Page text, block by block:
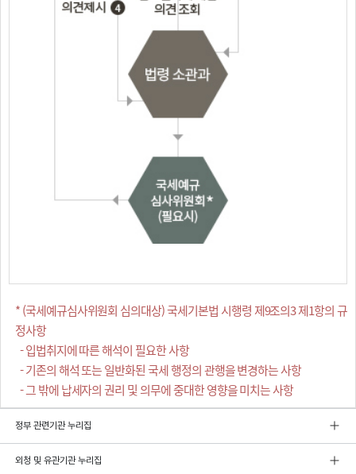
* (국세예규심사위원회 심의대상) 국세기본법 시행령 제9조의3 제1항의 규
정사항
- 입법취지에 따른 해석이 필요한 사항
- 기존의 해석 또는 일반화된 국세 행정의 관행을 변경하는 사항
- 그 밖에 납세자의 권리 및 의무에 중대한 영향을 미치는 사항
정부 관련기관 누리집
외청 및 유관기관 누리집